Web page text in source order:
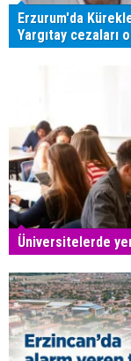
Erzurum'da
Yargıtay cezaları
Üniversitelerde